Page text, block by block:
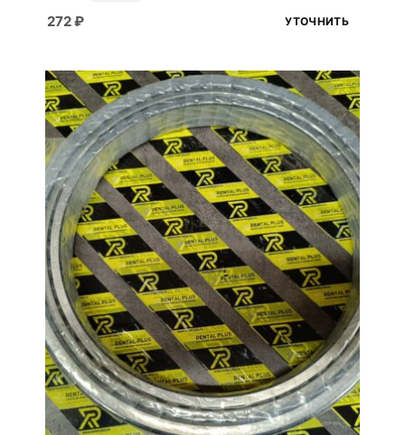
272₽ УТОЧНИТЬ